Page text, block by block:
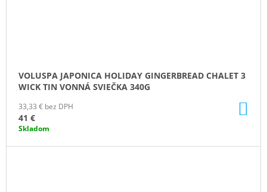
VOLUSPA JAPONICA HOLIDAY GINGERBREAD CHALET 3
WICK TIN VONNÁ SVIEČKA 340G
33,33 € bez DPH
41 €
Skladom